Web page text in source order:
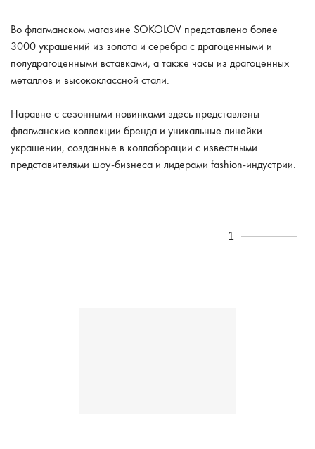
Во флагманском магазине SOKOLOV представлено более
3000 украшений из золота и серебра с драгоценными и
полудрагоценными вставками, а также часы из драгоценных
металлов и высококлассной стали.
Наравне с сезонными новинками здесь представлены
флагманские коллекции бренда и уникальные линейки
украшении, созданные в коллаборации с известными
представителями шоу-бизнеса и лидерами fashion-индустрии.
1